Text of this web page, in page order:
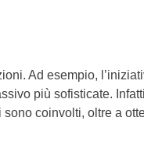
Ad esempio,
più sofisticate.
coinvolti, oltre a